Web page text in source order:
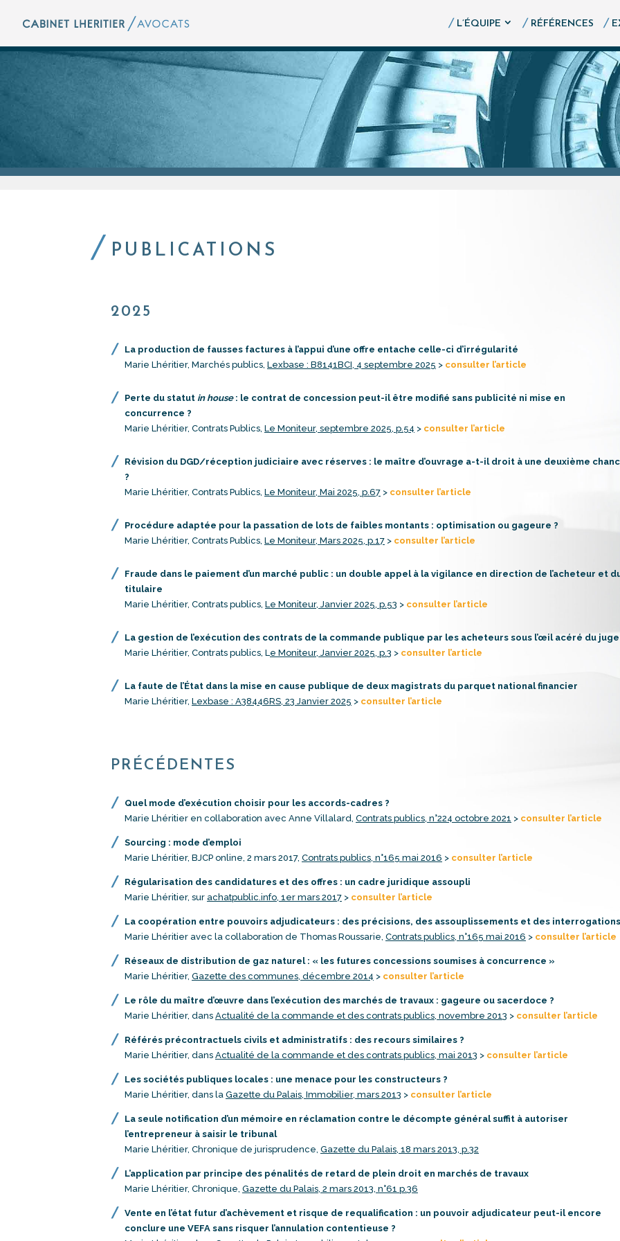
L’ÉQUIPE RÉFÉRENCES
PUBLICATIONS
2025
La production de fausses factures à l’appui d’une offre entache celle-ci d’irrégularité
Marie Lhéritier, Marchés publics, Lexbase : B8141BCI, 4 septembre 2025 > consulter l’article
Perte du statut in house: le contrat de concession peut-il être modifié sans publicité ni mise en
concurrence ?
Marie Lhéritier, Contrats Publics, Le Moniteur, septembre 2025, p.54 > consulter l’article
Révision du DGD/réception judiciaire avec réserves : le maître d’ouvrage a-t-il droit à une deuxième
?
Marie Lhéritier, Contrats Publics, Le Moniteur, Mai 2025, p.67 > consulter l’article
Procédure adaptée pour la passation de lots de faibles montants : optimisation ou gageure ?
Marie Lhéritier, Contrats Publics, Le Moniteur, Mars 2025, p.17 > consulter l’article
Fraude dans le paiement d’un marché public : un double appel à la vigilance en direction de l’acheteur et
titulaire
Marie Lhéritier, Contrats publics, Le Moniteur, Janvier 2025, p.53 > consulter l’article
La gestion de l’exécution des contrats de la commande publique par les acheteurs sous l’œil acéré du juge
Marie Lhéritier, Contrats publics, Le Moniteur, Janvier 2025, p.3 > consulter l’article
La faute de l’État dans la mise en cause publique de deux magistrats du parquet national financier
Marie Lhéritier, Lexbase : A38446RS, 23 Janvier 2025 > consulter l’article
PRÉCÉDENTES
Quel mode d’exécution choisir pour les accords-cadres ?
Marie Lhéritier en collaboration avec Anne Villalard, Contrats publics, n°224 octobre 2021 > consulter l’article
Sourcing : mode d’emploi
Marie Lhéritier, BJCP online, 2 mars 2017, Contrats publics, n°165 mai 2016 > consulter l’article
Régularisation des candidatures et des offres : un cadre juridique assoupli
Marie Lhéritier, sur achatpublic.info, 1er mars 2017 > consulter l’article
La coopération entre pouvoirs adjudicateurs : des précisions, des assouplissements et des
Marie Lhéritier avec la collaboration de Thomas Roussarie, Contrats publics, n°165 mai 2016 > consulter l’article
Réseaux de distribution de gaz naturel : « les futures concessions soumises à concurrence »
Marie Lhéritier, Gazette des communes, décembre 2014 > consulter l’article
Le rôle du maître d’œuvre dans l’exécution des marchés de travaux : gageure ou sacerdoce ?
Marie Lhéritier, dans Actualité de la commande et des contrats publics, novembre 2013 > consulter l’article
Référés précontractuels civils et administratifs : des recours similaires ?
Marie Lhéritier, dans Actualité de la commande et des contrats publics, mai 2013 > consulter l’article
Les sociétés publiques locales : une menace pour les constructeurs ?
Marie Lhéritier, dans la Gazette du Palais, Immobilier, mars 2013 > consulter l’article
La seule notification d’un mémoire en réclamation contre le décompte général suffit à autoriser
l’entrepreneur à saisir le tribunal
Marie Lhéritier, Chronique de jurisprudence, Gazette du Palais, 18 mars 2013, p.32
L’application par principe des pénalités de retard de plein droit en marchés de travaux
Marie Lhéritier, Chronique, Gazette du Palais, 2 mars 2013, n°61 p.36
Vente en l’état futur d’achèvement et risque de requalification : un pouvoir adjudicateur peut-il encore
conclure une VEFA sans risquer l’annulation contentieuse ?